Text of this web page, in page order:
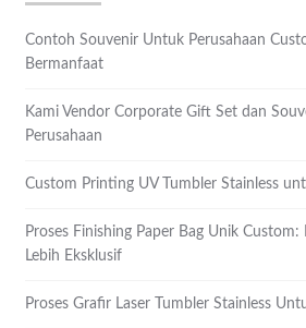
Contoh Souvenir Untuk Perusahaan
Bermanfaat
Kami Vendor Corporate Gift Set dan
Perusahaan
Custom Printing UV Tumbler Stainless
Proses Finishing Paper Bag Unik
Lebih Eksklusif
Proses Grafir Laser Tumbler Stainless